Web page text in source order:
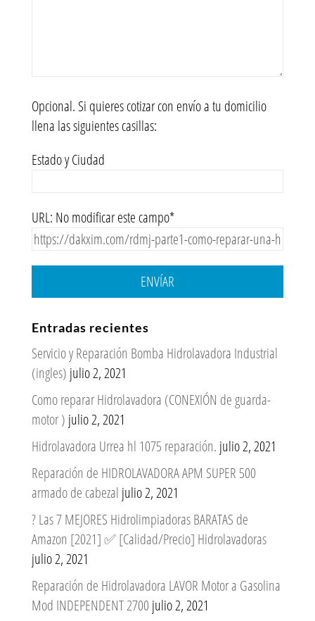
Opcional. Si quieres cotizar con envío a tu domicilio
llena las siguientes casillas:
Estado y Ciudad
URL: No modificar este campo*
ENVÍAR
Entradas recientes
Servicio y Reparación Bomba Hidrolavadora Industrial
(ingles) julio 2, 2021
Como reparar Hidrolavadora (CONEXIÓN de guarda-
motor ) julio 2, 2021
Hidrolavadora Urrea hl 1075 reparación. julio 2, 2021
Reparación de HIDROLAVADORA APM SUPER 500
armado de cabezal julio 2, 2021
? Las 7 MEJORES Hidrolimpiadoras BARATAS de
Amazon [2021] ✅ [Calidad/Precio] Hidrolavadoras
julio 2, 2021
Reparación de Hidrolavadora LAVOR Motor a Gasolina
Mod INDEPENDENT 2700 julio 2, 2021